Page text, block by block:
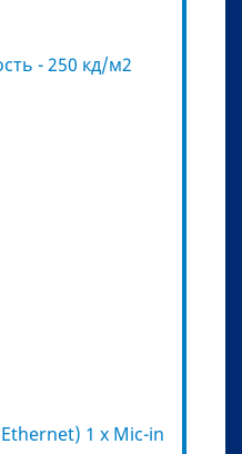
- 250 кд/м2
Ethernet) 1 x Mic-in